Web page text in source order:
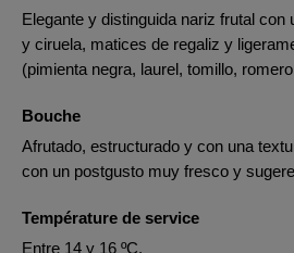
Elegante y distinguida nariz frutal con
y ciruela, matices de regaliz y
(pimienta negra, laurel, tomillo,
Bouche
Afrutado, estructurado y con una
con un postgusto muy fresco y
Température de service
Entre 14 y 16 ºC.